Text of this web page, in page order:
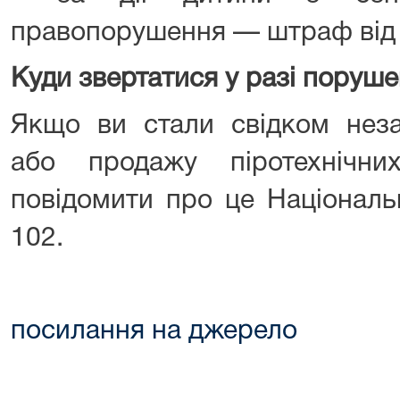
правопорушення — штраф від
Куди звертатися у разі
Якщо ви стали свідком
або продажу
повідомити про це
102.
посилання на джерело